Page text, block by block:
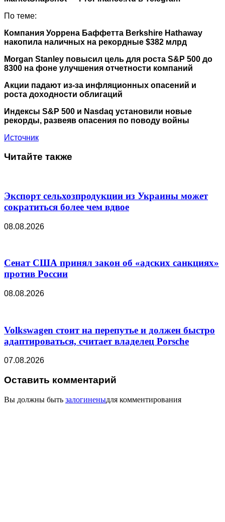
По теме:
Компания Уоррена Баффетта Berkshire Hathaway
накопила наличных на рекордные $382 млрд
Morgan Stanley повысил цель для роста S&P 500 до
8300 на фоне улучшения отчетности компаний
Акции падают из-за инфляционных опасений и
роста доходности облигаций
Индексы S&P 500 и Nasdaq установили новые
рекорды, развеяв опасения по поводу войны
Источник
Читайте также
Экспорт сельхозпродукции из Украины может
сократиться более чем вдвое
08.08.2026
Сенат США принял закон об «адских санкциях»
против России
08.08.2026
Volkswagen стоит на перепутье и должен быстро
адаптироваться, считает владелец Porsche
07.08.2026
Оставить комментарий
Вы должны быть залогиненыдля комментирования